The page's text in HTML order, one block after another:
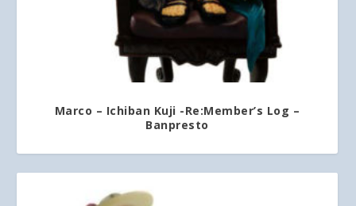
Marco – Ichiban Kuji -Re:Member’s Log –
Banpresto